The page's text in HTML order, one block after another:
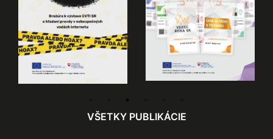
VŠETKY PUBLIKÁCIE